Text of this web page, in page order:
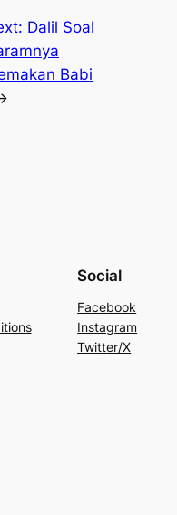
Dalil Soal
Babi
Social
Facebook
Instagram
Twitter/X